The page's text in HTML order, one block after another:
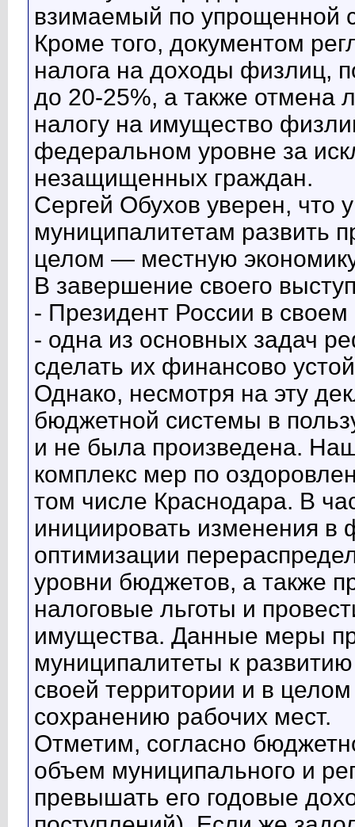
взимаемый по упрощенной
Кроме того, документом
налога на доходы физлиц,
до 20-25%, а также отмена
налогу на имущество
федеральном уровне за
незащищенных граждан.
Сергей Обухов уверен,
муниципалитетам развить
целом — местную
В завершение своего
- Президент России в
- одна из основных задач
сделать их финансово
Однако, несмотря на эту
бюджетной системы в
и не была произведена.
комплекс мер по
том числе Краснодара. В
инициировать изменения в
оптимизации
уровни бюджетов, а также
налоговые льготы и
имущества. Данные меры
муниципалитеты к
своей территории и в
сохранению рабочих мест.
Отметим, согласно
объем муниципального и
превышать его годовые